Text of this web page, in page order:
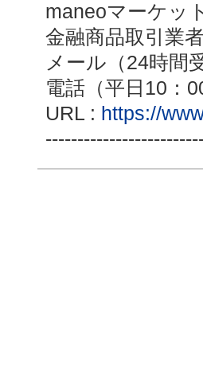
maneoマーケッ
金融商品取引業
メール（24時間
電話（平日10：
URL : https://